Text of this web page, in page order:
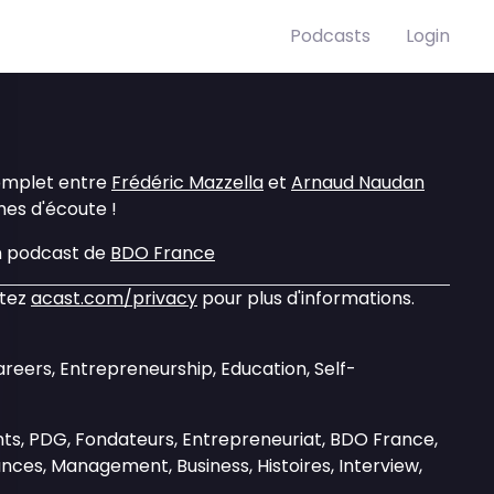
Podcasts Login
entre Frédéric Mazzellaet Arnaud Naudan
d'écoute !
podcast de BDO France
acast.com/privacy pour plus d'informations.
Entrepreneurship, Education, Self-
PDG, Fondateurs, Entrepreneuriat, BDO France,
Management, Business, Histoires, Interview,